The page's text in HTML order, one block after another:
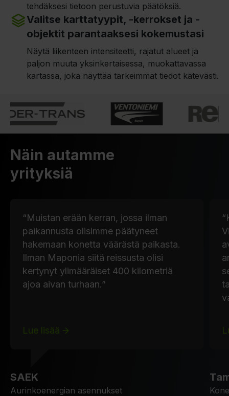
tehdäksesi tietoon perustuvia päätöksiä.
Valitse karttatyypit, -kerrokset ja -
objektit parantaaksesi kokemustasi
Näytä liikenteen intensiteetti, rajatut alueet ja
paljon muuta yksinkertaisessa, muokattavassa
kartassa, joka näyttää tärkeimmät tiedot kätevästi.
Näin autamme
yrityksiä
“Muistan erään kerran, jossa ilman
paikannusta olisimme päätyneet
hakemaan konetta väärästä paikasta.
Ilman Maponia siitä reissusta olisi
kertynyt ylimääräiset 400 kilometriä
ajoa aivan turhaan.”
Lue lisää
SAEK
Aurinkoenergian asennukset